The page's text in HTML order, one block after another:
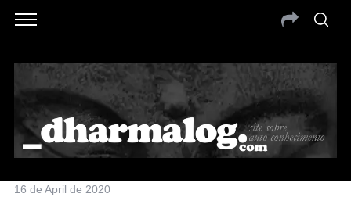
16 de April de 2020